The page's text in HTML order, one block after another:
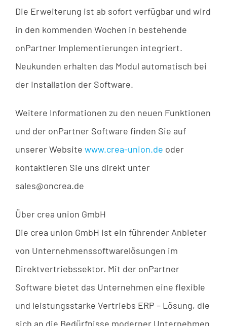
Die Erweiterung ist ab sofort verfügbar und wird
in den kommenden Wochen in bestehende
onPartner Implementierungen integriert.
Neukunden erhalten das Modul automatisch bei
der Installation der Software.
Weitere Informationen zu den neuen Funktionen
und der onPartner Software finden Sie auf
unserer Website www.crea-union.de oder
kontaktieren Sie uns direkt unter
sales@oncrea.de
Über crea union GmbH
Die crea union GmbH ist ein führender Anbieter
von Unternehmenssoftwarelösungen im
Direktvertriebssektor. Mit der onPartner
Software bietet das Unternehmen eine flexible
und leistungsstarke Vertriebs ERP – Lösung, die
sich an die Bedürfnisse moderner Unternehmen